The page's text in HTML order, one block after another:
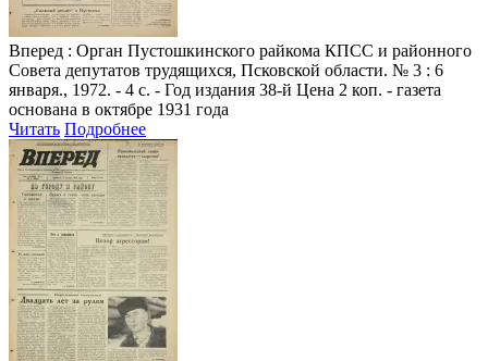
Вперед : Орган Пустошкинского райкома КПСС и районного
Совета депутатов трудящихся, Псковской области. № 3 : 6
января., 1972. - 4 с. - Год издания 38-й Цена 2 коп. - газета
основана в октябре 1931 года
Читать Подробнее